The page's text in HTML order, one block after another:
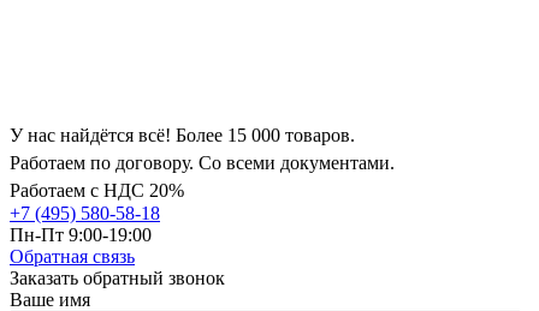
У нас найдётся всё! Более 15 000 товаров.
Работаем по договору. Со всеми документами.
Работаем с НДС 20%
+7 (495) 580-58-18
Пн-Пт 9:00-19:00
Обратная связь
Заказать обратный звонок
Ваше имя